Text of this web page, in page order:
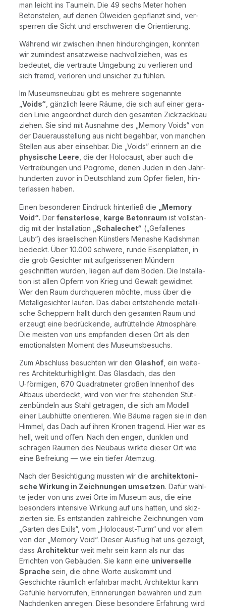
man leicht ins Tau­meln. Die 49 sechs Meter hohen
Beton­ste­len, auf denen Ölwei­den gepflanzt sind, ver­
sper­ren die Sicht und erschwe­ren die Orientierung.
Wäh­rend wir zwi­schen ihnen hin­durch­gin­gen, konn­ten
wir zumin­dest ansatz­wei­se nach­voll­zie­hen, was es
bedeu­tet, die ver­trau­te Umge­bung zu ver­lie­ren und
sich fremd, ver­lo­ren und unsi­cher zu fühlen.
Im Muse­ums­neu­bau gibt es meh­re­re soge­nann­te
Voids“ , gänz­lich lee­re Räu­me, die sich auf einer gera­
den Linie ange­ord­net durch den gesam­ten Zick­zack­bau
zie­hen. Sie sind mit Aus­nah­me des „Memo­ry Voids“ von
der Dau­er­aus­stel­lung aus nicht begeh­bar, von man­chen
Stel­len aus aber ein­seh­bar. Die „Voids” erin­nern an die
phy­si­sche Lee­re , die der Holo­caust, aber auch die
Ver­trei­bun­gen und Pogro­me, denen Juden in den Jahr­
hun­der­ten zuvor in Deutsch­land zum Opfer fie­len, hin­
ter­las­sen haben.
Einen beson­de­ren Ein­druck hin­ter­ließ die
„Memo­ry
Void“. Der fens­ter­lo­se kar­ge Beton­raum ist voll­stän­
dig mit der Instal­la­ti­on
„Schale­chet“ („Gefal­le­nes
Laub“) des israe­li­schen Künst­lers Men­as­he Kadish­man
bedeckt. Über 10.000 schwe­re, run­de Eisen­plat­ten, in
die grob Gesich­ter mit auf­ge­ris­se­nen Mün­dern
geschnit­ten wur­den, lie­gen auf dem Boden. Die Instal­la­
ti­on ist allen Opfern von Krieg und Gewalt gewid­met.
Wer den Raum durch­que­ren möch­te, muss über die
Metall­ge­sich­ter lau­fen. Das dabei ent­ste­hen­de metal­li­
sche Schep­pern hallt durch den gesam­ten Raum und
erzeugt eine bedrü­cken­de, auf­rüt­teln­de Atmo­sphä­re.
Die meis­ten von uns emp­fan­den die­sen Ort als den
emo­tio­nals­ten Moment des Museumsbesuchs.
Zum Abschluss besuch­ten wir den Glas­hof , ein wei­te­
res Archi­tek­tur­high­light. Das Glas­dach, das den
U‑förmigen, 670 Qua­drat­me­ter gro­ßen Innen­hof des
Alt­baus über­deckt, wird von vier frei ste­hen­den Stüt­
zen­bün­deln aus Stahl getra­gen, die sich am Modell
einer Laub­hüt­te ori­en­tie­ren. Wie Bäu­me ragen sie in den
Him­mel, das Dach auf ihren Kro­nen tra­gend. Hier war es
hell, weit und oﬀen. Nach den engen, dunk­len und
schrä­gen Räu­men des Neu­baus wirk­te die­ser Ort wie
eine Befrei­ung — wie ein tie­fer Atemzug.
Nach der Besich­ti­gung muss­ten wir die archi­tek­to­ni­
sche Wir­kung in Zeich­nun­gen umset­zen. Dafür wähl­
te jeder von uns zwei Orte im Muse­um aus, die eine
beson­ders inten­si­ve Wir­kung auf uns hat­ten, und skiz­
zier­ten sie. Es ent­stan­den zahl­rei­che Zeich­nun­gen vom
„Gar­ten des Exils“, vom „Holo­caust-Turm“ und vor allem
von der „Memo­ry Void“. Die­ser Aus­flug hat uns gezeigt,
dass Archi­tek­tur weit mehr sein kann als nur das
Errich­ten von Gebäu­den. Sie kann eine uni­ver­sel­le
Spra­che sein, die ohne Wor­te aus­kommt und
Geschich­te räum­lich erfahr­bar macht. Archi­tek­tur kann
Gefüh­le her­vor­ru­fen, Erin­ne­run­gen bewah­ren und zum
Nach­den­ken anre­gen. Die­se beson­de­re Erfah­rung wird